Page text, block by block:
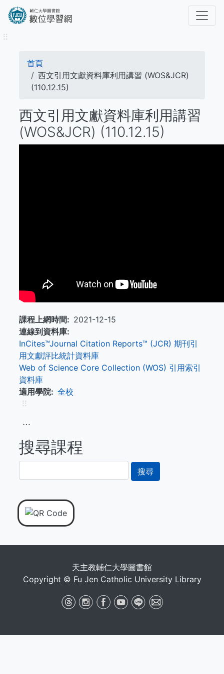
內
⠿
導
航
結
首頁
西文引用文獻資料庫利用講習 (WOS&JCR)
(110.12.15)
西文引用文獻資料庫利用講習
(WOS&JCR) (110.12.15)
課程上網時間
2021-12-15
連線到資料庫
InCites™Journal Citation Reports™ (JCR) 期刊引
用文獻評比統計資料庫
Web of Science Core Collection (WOS) 引用索引
資料庫
適用學院
全校
⠿
⋯
搜尋課程
尋
天主教輔仁大學圖書館
Copyright © Fu Jen Catholic University Library